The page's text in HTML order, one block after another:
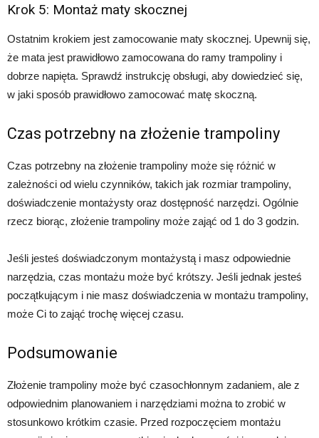
Krok 5: Montaż maty skocznej
Ostatnim krokiem jest zamocowanie maty skocznej. Upewnij się,
że mata jest prawidłowo zamocowana do ramy trampoliny i
dobrze napięta. Sprawdź instrukcję obsługi, aby dowiedzieć się,
w jaki sposób prawidłowo zamocować matę skoczną.
Czas potrzebny na złożenie trampoliny
Czas potrzebny na złożenie trampoliny może się różnić w
zależności od wielu czynników, takich jak rozmiar trampoliny,
doświadczenie montażysty oraz dostępność narzędzi. Ogólnie
rzecz biorąc, złożenie trampoliny może zająć od 1 do 3 godzin.
Jeśli jesteś doświadczonym montażystą i masz odpowiednie
narzędzia, czas montażu może być krótszy. Jeśli jednak jesteś
początkującym i nie masz doświadczenia w montażu trampoliny,
może Ci to zająć trochę więcej czasu.
Podsumowanie
Złożenie trampoliny może być czasochłonnym zadaniem, ale z
odpowiednim planowaniem i narzędziami można to zrobić w
stosunkowo krótkim czasie. Przed rozpoczęciem montażu